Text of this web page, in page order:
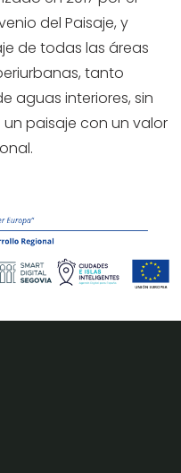
del Paisaje, y
de todas las áreas
tanto
aguas interiores, sin
paisaje con un valor